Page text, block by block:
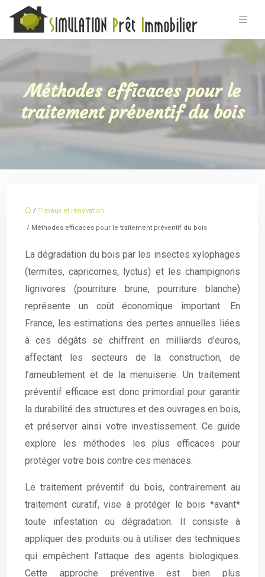
Méthodes efficaces pour le
traitement préventif du bois
/ Travaux et rénovation
/ Méthodes efficaces pour le traitement préventif du bois
La dégradation du bois par les insectes xylophages
(termites, capricornes, lyctus) et les champignons
lignivores (pourriture brune, pourriture blanche)
représente un coût économique important. En
France, les estimations des pertes annuelles liées
à ces dégâts se chiffrent en milliards d’euros,
affectant les secteurs de la construction, de
l’ameublement et de la menuiserie. Un traitement
préventif efficace est donc primordial pour garantir
la durabilité des structures et des ouvrages en bois,
et préserver ainsi votre investissement. Ce guide
explore les méthodes les plus efficaces pour
protéger votre bois contre ces menaces.
Le traitement préventif du bois, contrairement au
traitement curatif, vise à protéger le bois *avant*
toute infestation ou dégradation. Il consiste à
appliquer des produits ou à utiliser des techniques
qui empêchent l’attaque des agents biologiques.
Cette approche préventive est bien plus